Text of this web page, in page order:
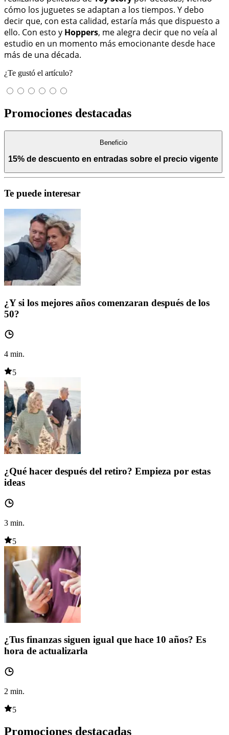
cómo los juguetes se adaptan a los tiempos. Y debo
decir que, con esta calidad, estaría más que dispuesto a
ello. Con esto y Hoppers, me alegra decir que no veía al
estudio en un momento más emocionante desde hace
más de una década.
¿Te gustó el artículo?
Promociones destacadas
Beneficio
15% de descuento en entradas sobre el precio vigente
Te puede interesar
¿Y si los mejores años comenzaran después de los
50?
4 min.
5
¿Qué hacer después del retiro? Empieza por estas
ideas
3 min.
5
¿Tus finanzas siguen igual que hace 10 años? Es
hora de actualizarla
2 min.
5
Promociones destacadas